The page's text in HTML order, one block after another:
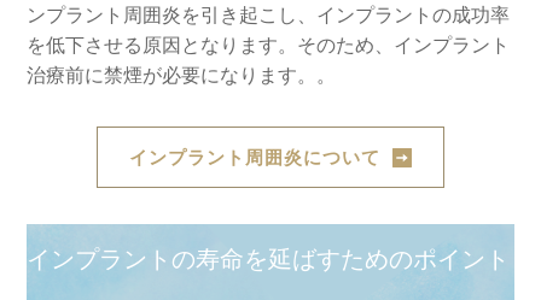
ンプラント周囲炎を引き起こし、インプラントの成功率
を低下させる原因となります。そのため、インプラント
治療前に禁煙が必要になります。。
インプラント周囲炎について
インプラントの寿命を延ばすためのポイント